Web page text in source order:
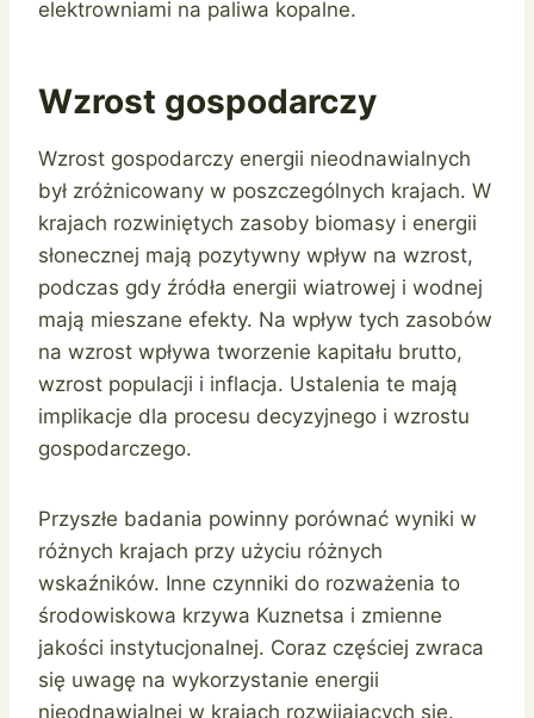
elektrowniami na paliwa kopalne.
Wzrost gospodarczy
Wzrost gospodarczy energii nieodnawialnych
był zróżnicowany w poszczególnych krajach. W
krajach rozwiniętych zasoby biomasy i energii
słonecznej mają pozytywny wpływ na wzrost,
podczas gdy źródła energii wiatrowej i wodnej
mają mieszane efekty. Na wpływ tych zasobów
na wzrost wpływa tworzenie kapitału brutto,
wzrost populacji i inflacja. Ustalenia te mają
implikacje dla procesu decyzyjnego i wzrostu
gospodarczego.
Przyszłe badania powinny porównać wyniki w
różnych krajach przy użyciu różnych
wskaźników. Inne czynniki do rozważenia to
środowiskowa krzywa Kuznetsa i zmienne
jakości instytucjonalnej. Coraz częściej zwraca
się uwagę na wykorzystanie energii
nieodnawialnej w krajach rozwijających się.